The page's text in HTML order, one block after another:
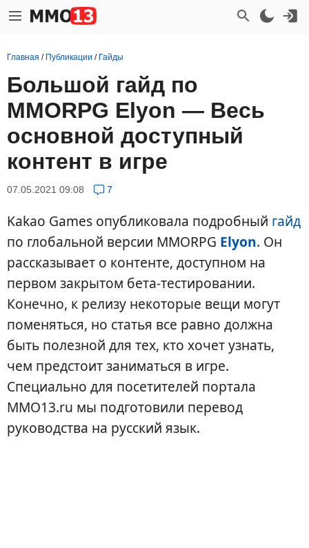
Главная / Публикации / Гайды
Большой гайд по
MMORPG Elyon — Весь
основной доступный
контент в игре
07.05.2021 09:08 7
Kakao Games опубликовала подробный гайд
по глобальной версии MMORPG Elyon. Он
рассказывает о контенте, доступном на
первом закрытом бета-тестировании.
Конечно, к релизу некоторые вещи могут
поменяться, но статья все равно должна
быть полезной для тех, кто хочет узнать,
чем предстоит заниматься в игре.
Специально для посетителей портала
MMO13.ru мы подготовили перевод
руководства на русский язык.